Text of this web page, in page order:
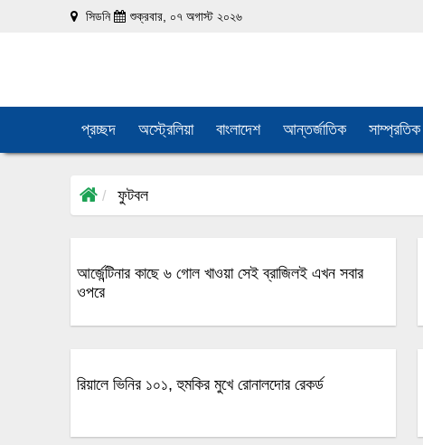
সিডনি শুক্রবার, ০৭ অগাস্ট ২০২৬
প্রচ্ছদ অস্ট্রেলিয়া বাংলাদেশ আন্তর্জাতিক সাম্প্রতিক
ফুটবল
আর্জেন্টিনার কাছে ৬ গোল খাওয়া সেই ব্রাজিলই এখন সবার
ওপরে
রিয়ালে ভিনির ১০১, হুমকির মুখে রোনালদোর রেকর্ড